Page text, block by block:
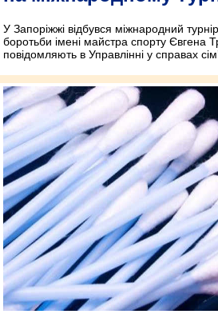
У Запоріжжі відбувся міжнародний
боротьби імені майстра спорту Євгена
повідомляють в Управлінні у справах